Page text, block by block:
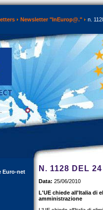
Newsletter "InEurop@." n.
Euro-net N. 1128 DEL
Data: 25/06/2010
L'UE chiede all'Italia di
amministrazione